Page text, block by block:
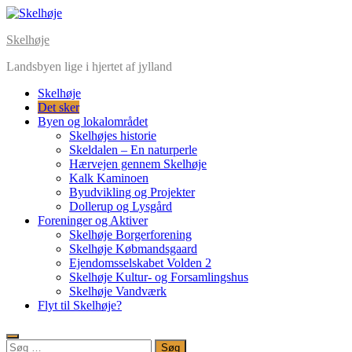
Skip
content
Skelhøje
Landsbyen lige i hjertet af jylland
Skelhøje
Det sker
Byen og lokalområdet
Skelhøjes historie
Skeldalen – En naturperle
Hærvejen gennem Skelhøje
Kalk Kaminoen
Byudvikling og Projekter
Dollerup og Lysgård
Foreninger og Aktiver
Skelhøje Borgerforening
Skelhøje Købmandsgaard
Ejendomsselskabet Volden 2
Skelhøje Kultur- og Forsamlingshus
Skelhøje Vandværk
Flyt til Skelhøje?
Søg